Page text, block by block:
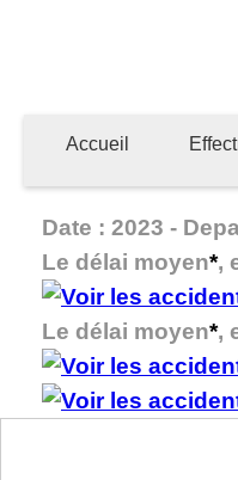
Accueil
Date : 2023 -
Le délai moyen*,
Le délai moyen*,